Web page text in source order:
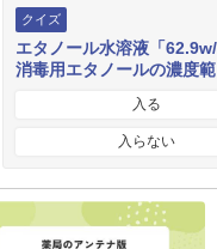
クイズ
エタノール水溶液「
消毒用エタノールの濃度
入る
入らない